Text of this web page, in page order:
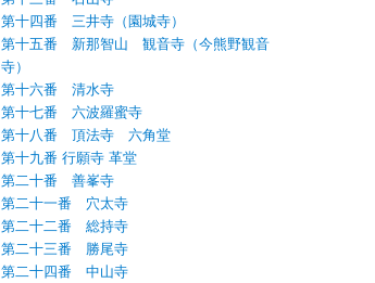
第十四番 三井寺（園城寺）
第十五番 新那智山 観音寺（今熊野観音
寺）
第十六番 清水寺
第十七番 六波羅蜜寺
第十八番 頂法寺 六角堂
第十九番 行願寺 革堂
第二十番 善峯寺
第二十一番 穴太寺
第二十二番 総持寺
第二十三番 勝尾寺
第二十四番 中山寺